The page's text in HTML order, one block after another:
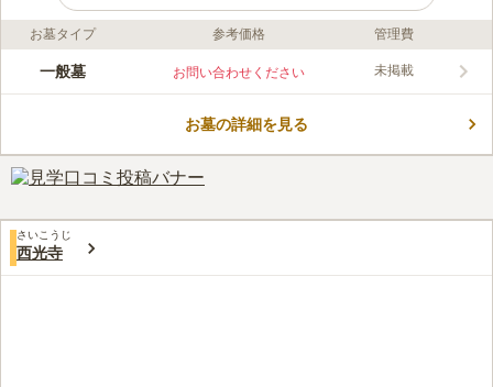
ライフドット編集部のコメント
管理運営は浄土宗の正安寺ですが、宗旨・宗教問わず誰でも利用
らバスでのアクセスも可能です。 また駐車場も完備されている
で、身体障害者用トイレも完備されているため高齢の方やお体の
不自由な方でも安心してお参りできます
口コミ評価
30代女性
お墓まいりの後には家族でゆっくり食事ができるお店が何軒かあ
るので活用させてもらっています。またお花屋さんも近くにあるので便利
だなと思います。
お墓タイプ 参考価格 管理費
一般墓 お問い合わせください 未掲載
お墓の詳細を見る
さいこうじ
西光寺